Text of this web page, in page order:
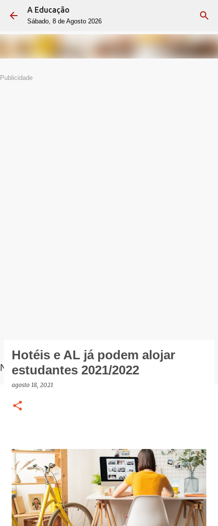
Avançar para o conteúdo principal
A Educação
Sábado, 8 de Agosto 2026
Publicidade
NOTÍCIAS
Hotéis e AL já podem alojar
estudantes 2021/2022
agosto 18, 2021